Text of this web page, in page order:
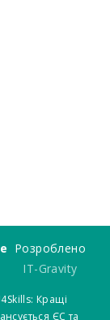
Розроблено
IT-Gravity
Кращі
ЄС та